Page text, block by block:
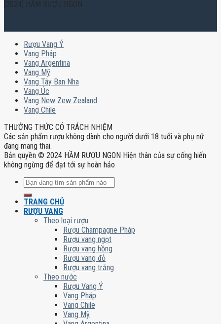
[2024] HẦM RƯỢU NGON
Rượu Vang Ý
Vang Pháp
Vang Argentina
Vang Mỹ
Vang Tây Ban Nha
Vang Úc
Vang New Zew Zealand
Vang Chile
THƯỞNG THỨC CÓ TRÁCH NHIỆM
Các sản phẩm rượu không dành cho người dưới 18 tuổi và phụ nữ
đang mang thai.
Bản quyền © 2024 HẦM RƯỢU NGON Hiện thân của sự cống hiến
không ngừng để đạt tới sự hoàn hảo
Tìm
kiếm:
TRANG CHỦ
RƯỢU VANG
Theo loại rượu
Rượu Champagne Pháp
Rượu vang ngọt
Rượu vang hồng
Rượu vang đỏ
Rượu vang trắng
Theo nước
Rượu Vang Ý
Vang Pháp
Vang Chile
Vang Mỹ